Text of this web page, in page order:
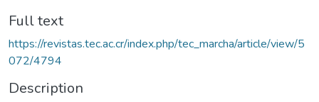
Full text
https://revistas.tec.ac.cr/index.php/tec_marcha/article/view/5
072/4794
Description